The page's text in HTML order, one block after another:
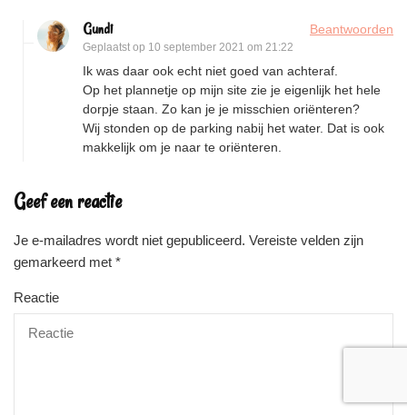
Gundi
Geplaatst op 10 september 2021 om 21:22
Beantwoorden
Ik was daar ook echt niet goed van achteraf.
Op het plannetje op mijn site zie je eigenlijk het hele
dorpje staan. Zo kan je je misschien oriënteren?
Wij stonden op de parking nabij het water. Dat is ook
makkelijk om je naar te oriënteren.
Geef een reactie
Je e-mailadres wordt niet gepubliceerd. Vereiste velden zijn
gemarkeerd met *
Reactie